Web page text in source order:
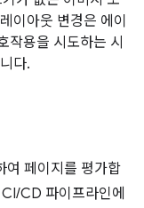
이아웃 변경은 에이
작용을 시도하는 시
다.
페이지를 평가합
CD 파이프라인에